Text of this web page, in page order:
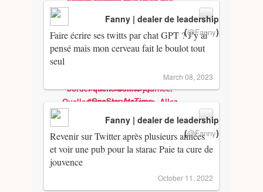
Faire écrire ses twitts par chat GPT ? J’y ai
pensé mais mon cerveau fait le boulot tout
seul
Fanny | dealer de leadership
(@Fanny)
March 08, 2023
Revenir sur Twitter après plusieurs années
et voir une pub pour la starac Paie ta cure de
jouvence
Fanny | dealer de leadership
(@Fanny)
October 11, 2022